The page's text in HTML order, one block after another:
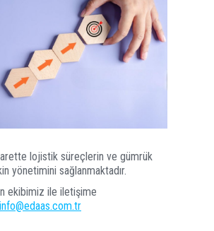
lojistik süreçlerin ve gümrük
yönetimini sağlanmaktadır.
ekibimiz ile iletişime
info@edaas.com.tr